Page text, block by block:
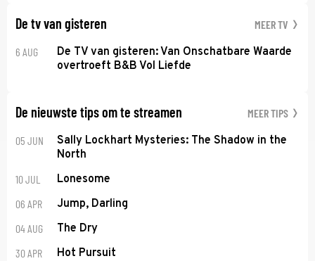
De tv van gisteren MEER TV
6 AUG
De TV van gisteren: Van Onschatbare Waarde
overtroeft B&B Vol Liefde
De nieuwste tips om te streamen MEER TIPS
05 JUN
Sally Lockhart Mysteries: The Shadow in the
North
10 JUL Lonesome
06 APR Jump, Darling
04 AUG The Dry
30 APR Hot Pursuit